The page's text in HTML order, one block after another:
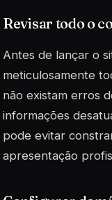
Revisar todo o
Antes de lançar o
meticulosamente
não existam erros
informações
pode evitar
apresentação